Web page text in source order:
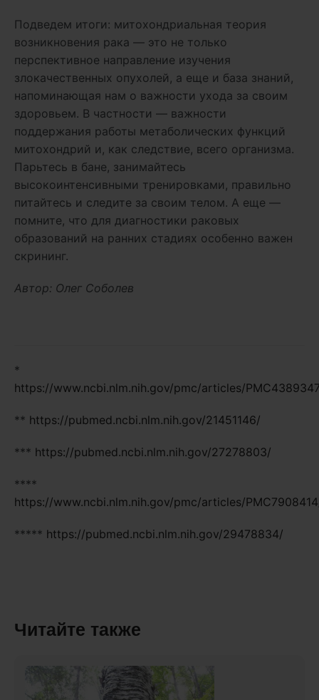
Подведем итоги: митохондриальная теория
возникновения рака — это не только
перспективное направление изучения
злокачественных опухолей, а еще и база знаний,
напоминающая нам о важности ухода за своим
здоровьем. В частности — важности
поддержания работы метаболических функций
митохондрий и, как следствие, всего организма.
Парьтесь в бане, занимайтесь
высокоинтенсивными тренировками, правильно
питайтесь и следите за своим телом. А еще —
помните, что для диагностики раковых
образований на ранних стадиях особенно важен
скрининг.
Автор: Олег Соболев
*
https://www.ncbi.nlm.nih.gov/pmc/articles/
** https://pubmed.ncbi.nlm.nih.gov/21451146/
*** https://pubmed.ncbi.nlm.nih.gov/27278803/
****
https://www.ncbi.nlm.nih.gov/pmc/articles/
***** https://pubmed.ncbi.nlm.nih.gov/29478834/
Читайте также